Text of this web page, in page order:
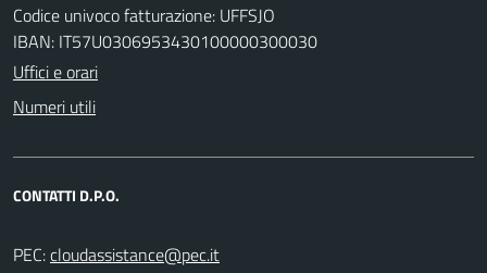
Codice univoco fatturazione: UFFSJO
IBAN: IT57U0306953430100000300030
Uffici e orari
Numeri utili
CONTATTI D.P.O.
PEC: